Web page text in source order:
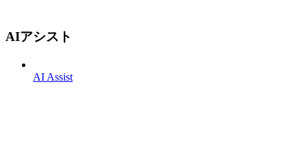
AIアシスト
AI Assist